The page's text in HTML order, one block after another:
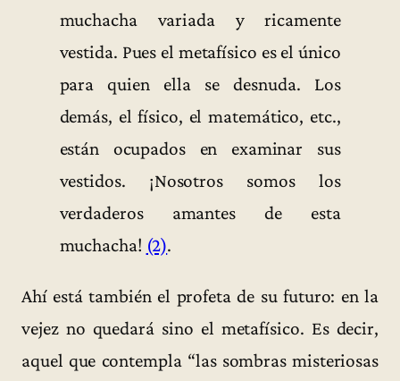
muchacha variada y ricamente
vestida. Pues el metafísico es el único
para quien ella se desnuda. Los
demás, el físico, el matemático, etc.,
están ocupados en examinar sus
vestidos. ¡Nosotros somos los
verdaderos amantes de esta
muchacha! (2).
Ahí está también el profeta de su futuro: en la
vejez no quedará sino el metafísico. Es decir,
aquel que contempla “las sombras misteriosas